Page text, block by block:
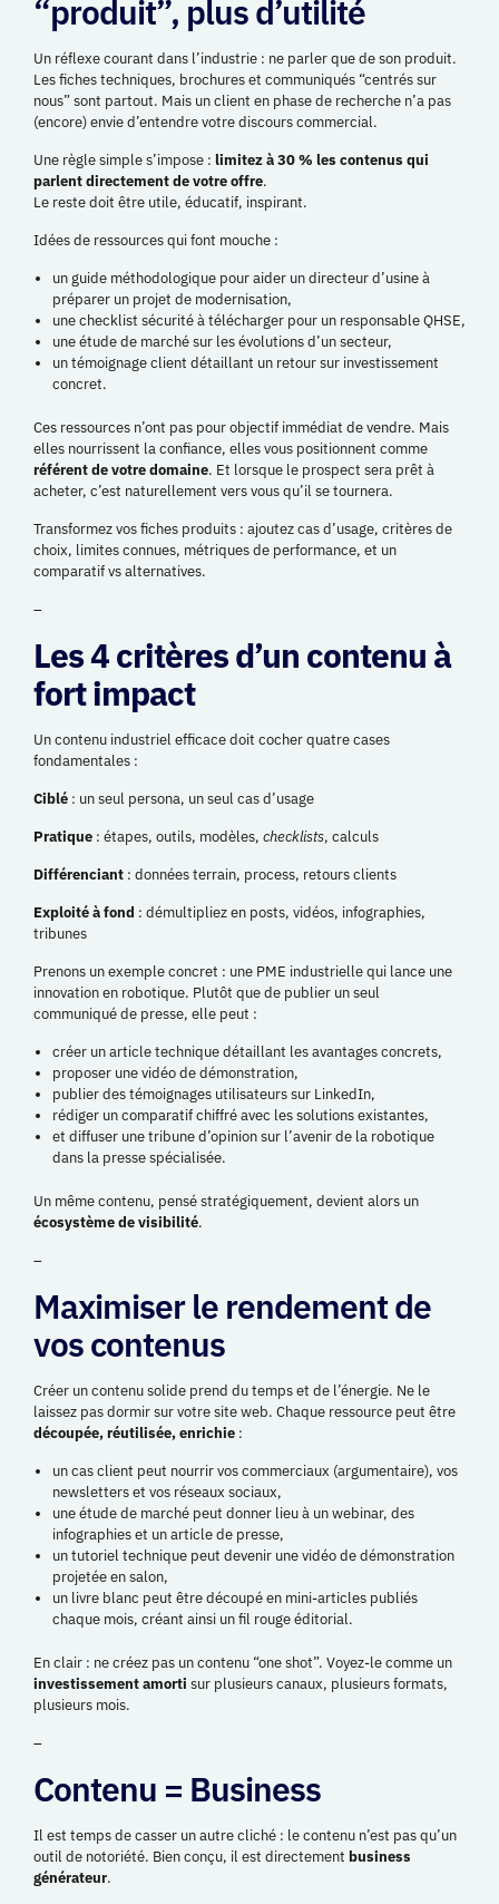
“produit”, plus d’utilité
Un réflexe courant dans l’industrie : ne parler que de son produit.
Les fiches techniques, brochures et communiqués “centrés sur
nous” sont partout. Mais un client en phase de recherche n’a pas
(encore) envie d’entendre votre discours commercial.
Une règle simple s’impose : limitez à 30 % les contenus qui
parlent directement de votre offre.
Le reste doit être utile, éducatif, inspirant.
Idées de ressources qui font mouche :
un guide méthodologique pour aider un directeur d’usine à
préparer un projet de modernisation,
une checklist sécurité à télécharger pour un responsable QHSE,
une étude de marché sur les évolutions d’un secteur,
un témoignage client détaillant un retour sur investissement
concret.
Ces ressources n’ont pas pour objectif immédiat de vendre. Mais
elles nourrissent la confiance, elles vous positionnent comme
référent de votre domaine. Et lorsque le prospect sera prêt à
acheter, c’est naturellement vers vous qu’il se tournera.
Transformez vos fiches produits : ajoutez cas d’usage, critères de
choix, limites connues, métriques de performance, et un
comparatif vs alternatives.
–
Les 4 critères d’un contenu à
fort impact
Un contenu industriel efficace doit cocher quatre cases
fondamentales :
Ciblé : un seul persona, un seul cas d’usage
Pratique : étapes, outils, modèles, checklists, calculs
Différenciant : données terrain, process, retours clients
Exploité à fond : démultipliez en posts, vidéos, infographies,
tribunes
Prenons un exemple concret : une PME industrielle qui lance une
innovation en robotique. Plutôt que de publier un seul
communiqué de presse, elle peut :
créer un article technique détaillant les avantages concrets,
proposer une vidéo de démonstration,
publier des témoignages utilisateurs sur LinkedIn,
rédiger un comparatif chiffré avec les solutions existantes,
et diffuser une tribune d’opinion sur l’avenir de la robotique
dans la presse spécialisée.
Un même contenu, pensé stratégiquement, devient alors un
écosystème de visibilité.
–
Maximiser le rendement de
vos contenus
Créer un contenu solide prend du temps et de l’énergie. Ne le
laissez pas dormir sur votre site web. Chaque ressource peut être
découpée, réutilisée, enrichie :
un cas client peut nourrir vos commerciaux (argumentaire), vos
newsletters et vos réseaux sociaux,
une étude de marché peut donner lieu à un webinar, des
infographies et un article de presse,
un tutoriel technique peut devenir une vidéo de démonstration
projetée en salon,
un livre blanc peut être découpé en mini-articles publiés
chaque mois, créant ainsi un fil rouge éditorial.
En clair : ne créez pas un contenu “one shot”. Voyez-le comme un
investissement amorti sur plusieurs canaux, plusieurs formats,
plusieurs mois.
–
Contenu = Business
Il est temps de casser un autre cliché : le contenu n’est pas qu’un
outil de notoriété. Bien conçu, il est directement business
générateur.